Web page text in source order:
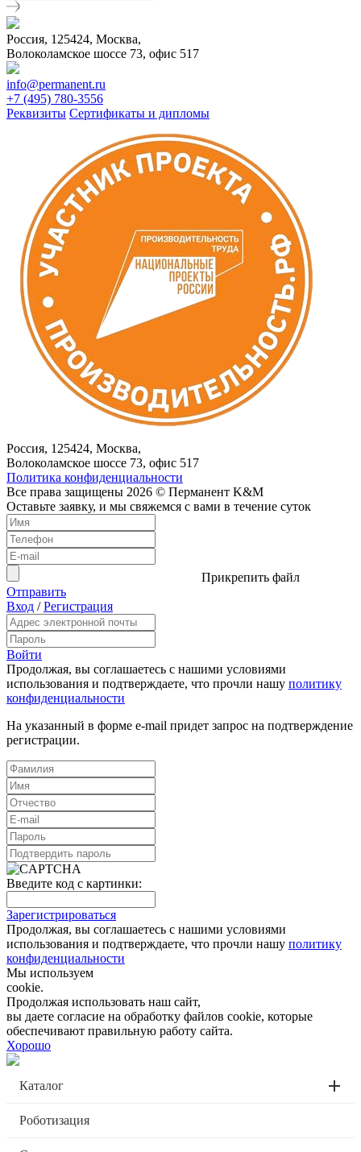
Россия, 125424, Москва,
Волоколамское шоссе 73, офис 517
info@permanent.ru
+7 (495) 780-3556
Реквизиты Сертификаты и дипломы
Россия, 125424, Москва,
Волоколамское шоссе 73, офис 517
Политика конфиденциальности
Все права защищены 2026 © Перманент K&M
Оставьте заявку, и мы свяжемся с вами в течение суток
Прикрепить файл
Отправить
Вход /Регистрация
Войти
Продолжая, вы соглашаетесь с нашими условиями
использования и подтверждаете, что прочли нашу политику
конфиденциальности
На указанный в форме e-mail придет запрос на подтверждение
регистрации.
Введите код с картинки:
Зарегистрироваться
Продолжая, вы соглашаетесь с нашими условиями
использования и подтверждаете, что прочли нашу политику
конфиденциальности
Мы используем
cookie.
Продолжая использовать наш сайт,
вы даете согласие на обработку файлов cookie, которые
обеспечивают правильную работу сайта.
Хорошо
Каталог
Роботизация